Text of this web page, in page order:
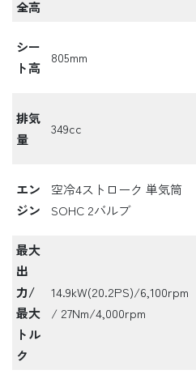
全高
シー
ト高
805mm
排気
量
349cc
エン
ジン
空冷4ストローク 単気筒
SOHC 2バルブ
最大
出
力/
最大
トル
ク
14.9kW(20.2PS)/6,100rpm
/ 27Nm/4,000rpm